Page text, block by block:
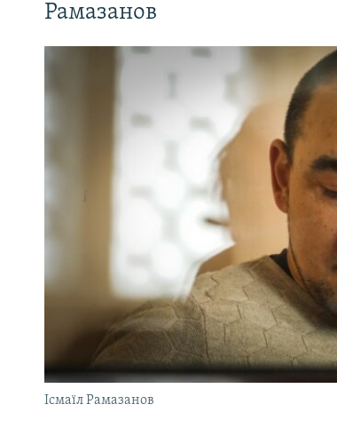
Рамазанов
Ісмаїл Рамазанов